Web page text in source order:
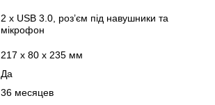
2 х USB 3.0, роз’єм під навушники та
мікрофон
217 x 80 x 235 мм
Да
36 месяцев